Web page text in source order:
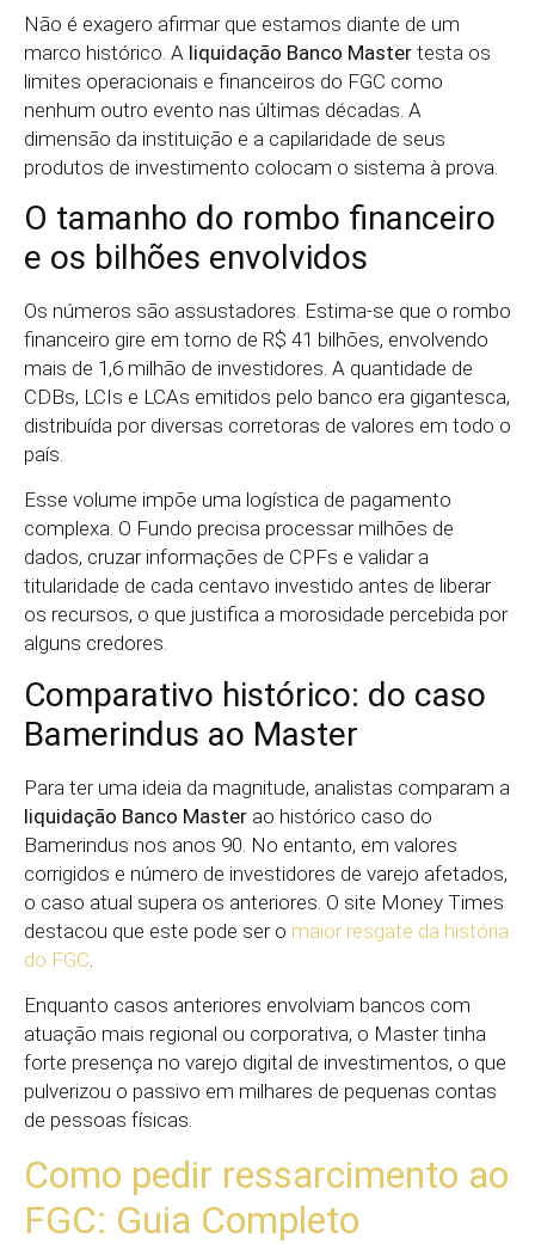
Não é exagero afirmar que estamos diante de um
marco histórico. A liquidação Banco Master testa os
limites operacionais e financeiros do FGC como
nenhum outro evento nas últimas décadas. A
dimensão da instituição e a capilaridade de seus
produtos de investimento colocam o sistema à prova.
O tamanho do rombo financeiro
e os bilhões envolvidos
Os números são assustadores. Estima-se que o rombo
financeiro gire em torno de R$ 41 bilhões, envolvendo
mais de 1,6 milhão de investidores. A quantidade de
CDBs, LCIs e LCAs emitidos pelo banco era gigantesca,
distribuída por diversas corretoras de valores em todo o
país.
Esse volume impõe uma logística de pagamento
complexa. O Fundo precisa processar milhões de
dados, cruzar informações de CPFs e validar a
titularidade de cada centavo investido antes de liberar
os recursos, o que justifica a morosidade percebida por
alguns credores.
Comparativo histórico: do caso
Bamerindus ao Master
Para ter uma ideia da magnitude, analistas comparam a
liquidação Banco Master ao histórico caso do
Bamerindus nos anos 90. No entanto, em valores
corrigidos e número de investidores de varejo afetados,
o caso atual supera os anteriores. O site Money Times
destacou que este pode ser o maior resgate da história
do FGC
Enquanto casos anteriores envolviam bancos com
atuação mais regional ou corporativa, o Master tinha
forte presença no varejo digital de investimentos, o que
pulverizou o passivo em milhares de pequenas contas
de pessoas físicas.
Como pedir ressarcimento ao
FGC: Guia Completo